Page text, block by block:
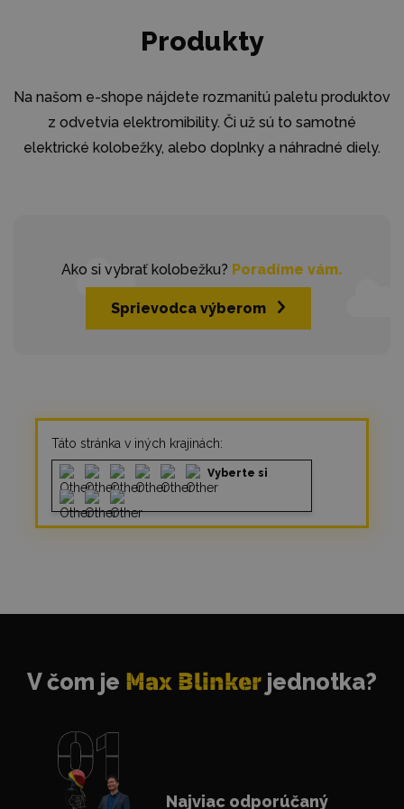
Produkty
Na našom e-shope nájdete rozmanitú paletu produktov
z odvetvia elektromibility. Či už sú to samotné
elektrické kolobežky, alebo doplnky a náhradné diely.
Ako si vybrať kolobežku? Poradíme vám.
Sprievodca výberom
Táto stránka v iných krajinách:
Vyberte si
V čom je Max Blinker jednotka?
Najviac odporúčaný